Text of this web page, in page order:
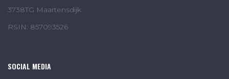
3738TG Maartensdijk
RSIN: 857093526
SOCIAL MEDIA